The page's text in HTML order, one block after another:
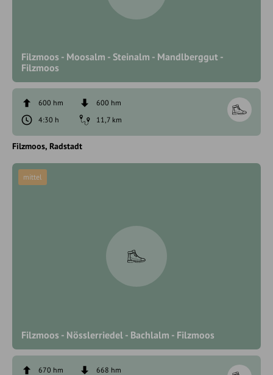
Filzmoos - Moosalm - Steinalm - Mandlberggut -
Filzmoos
600 hm
600 hm
4:30 h
11,7 km
Filzmoos Radstadt
Filzmoos - Nösslerriedel - Bachlalm - Filzmoos
mittel
670 hm
668 hm